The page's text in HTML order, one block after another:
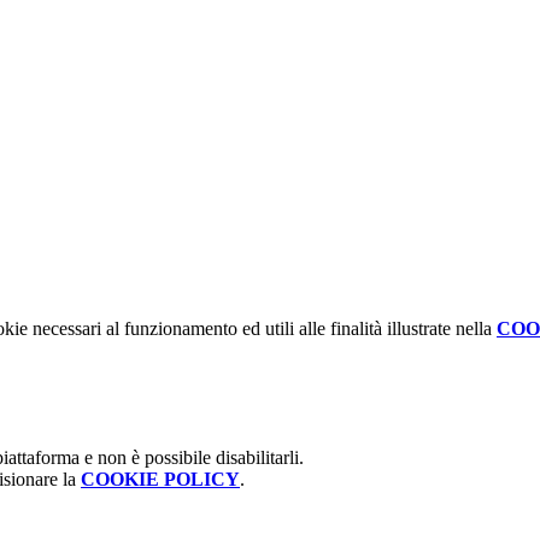
necessari al funzionamento ed utili alle finalità illustrate nella
e non è possibile disabilitarli.
la COOKIE POLICY.